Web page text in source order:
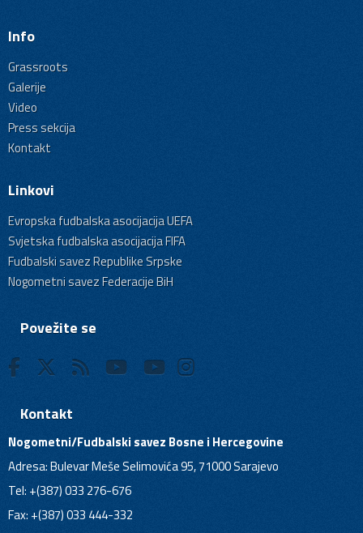
Info
Grassroots
Galerije
Video
Press sekcija
Kontakt
Linkovi
Evropska fudbalska asocijacija UEFA
Svjetska fudbalska asocijacija FIFA
Fudbalski savez Republike Srpske
Nogometni savez Federacije BiH
Povežite se
Kontakt
Nogometni/Fudbalski savez Bosne i Hercegovine
Adresa: Bulevar Meše Selimovića 95, 71000 Sarajevo
Tel: +(387) 033 276-676
Fax: +(387) 033 444-332